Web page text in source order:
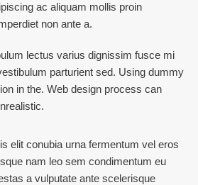
ac aliquam mollis proin
non ante a.
lectus varius dignissim fusce mi
parturient sed. Using dummy
in the. Web design process can
elit conubia urna fermentum vel eros
nam leo sem condimentum eu
a vulputate ante scelerisque